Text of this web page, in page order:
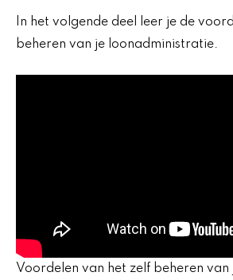
In het volgende deel leer je de
beheren van je loonadministratie.
Voordelen van het zelf beheren van